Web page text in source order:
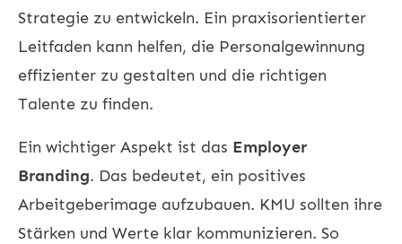
Strategie zu entwickeln. Ein praxisorientierter
Leitfaden kann helfen, die Personalgewinnung
effizienter zu gestalten und die richtigen
Talente zu finden.
Ein wichtiger Aspekt ist das Employer
Branding. Das bedeutet, ein positives
Arbeitgeberimage aufzubauen. KMU sollten ihre
Stärken und Werte klar kommunizieren. So